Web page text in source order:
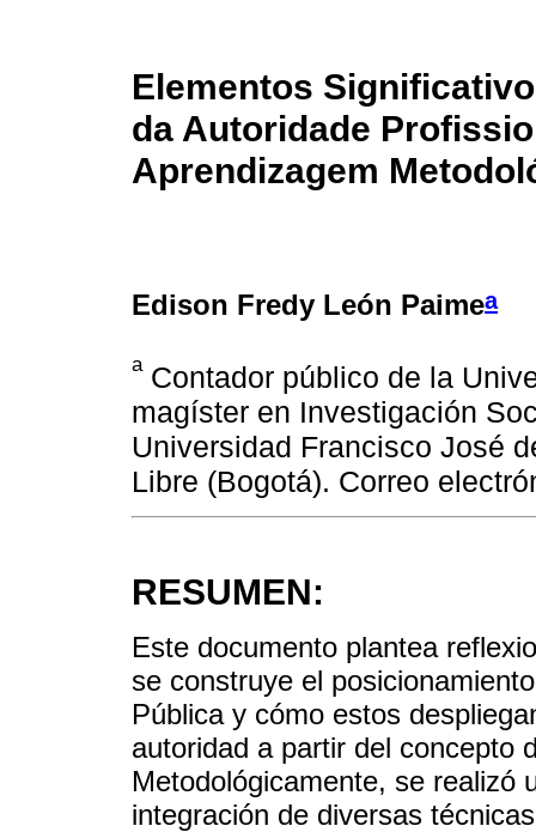
Elementos
da Autoridade
Aprendizagem
Edison Fredy León Paimea
aContador público de la
magíster en Investigación
Universidad Francisco José
Libre (Bogotá). Correo
RESUMEN:
Este documento plantea
se construye el
Pública y cómo estos
autoridad a partir del concepto
Metodológicamente, se realizó
integración de diversas